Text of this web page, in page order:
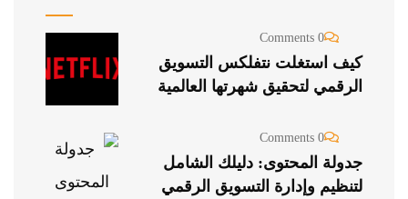
0 Comments
كيف استغلت نتفلكس التسويق
الرقمي لتحقيق شهرتها العالمية
0 Comments
جدولة المحتوى: دليلك الشامل
لتنظيم وإدارة التسويق الرقمي